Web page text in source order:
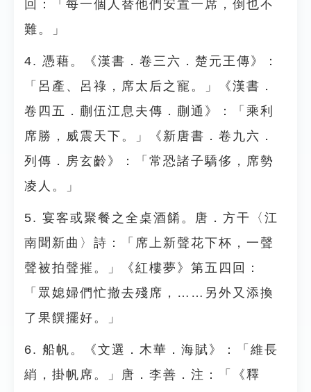
回：「每一個人替他們安置一席，倒也不
難。」
4. 憑藉。《漢書．卷三六．楚元王傳》：
「呂產、呂祿，席太后之寵。」《漢書．
卷四五．蒯伍江息夫傳．蒯通》：「乘利
席勝，威震天下。」《新唐書．卷九六．
列傳．房玄齡》：「常恐諸子驕侈，席勢
凌人。」
5. 宴客或聚餐之全桌酒餚。唐．方干〈江
南聞新曲〉詩：「席上新聲花下杯，一聲
聲被拍聲摧。」《紅樓夢》第五四回：
「眾媳婦們忙撤去殘席，……另外又添換
了果饌擺好。」
6. 船帆。《文選．木華．海賦》：「維長
綃，掛帆席。」唐．李善．注：「《釋